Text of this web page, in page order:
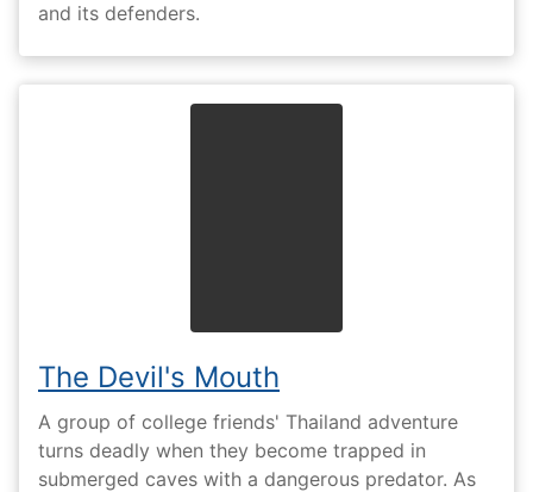
and its defenders.
The Devil's Mouth
A group of college friends' Thailand adventure
turns deadly when they become trapped in
submerged caves with a dangerous predator. As